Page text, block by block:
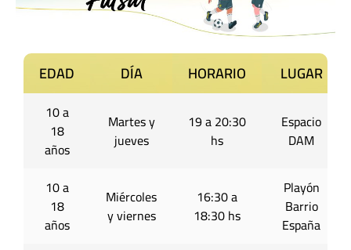
EDAD DÍA HORARIO LUGAR
10 a
18
años
Martes y
jueves
19 a 20:30
hs
Espacio
DAM
10 a
18
años
Miércoles
y viernes
16:30 a
18:30 hs
Playón
Barrio
España